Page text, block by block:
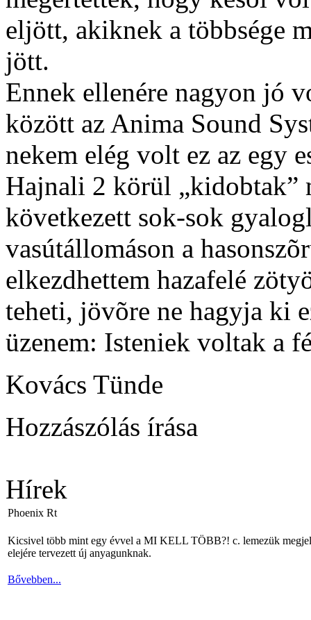
eljött, akiknek a többsége
jött.
Ennek ellenére nagyon jó
között az Anima Sound
nekem elég volt ez az egy
Hajnali 2 körül „kidobtak”
következett sok-sok
vasútállomáson a
elkezdhettem hazafelé
teheti, jövõre ne hagyja ki
üzenem: Isteniek voltak a
Kovács Tünde
Hozzászólás írása
Hírek
Phoenix Rt
Kicsivel több mint egy évvel a MI KELL TÖBB?! c. lemezük
elejére tervezett új anyagunknak.
Bővebben...